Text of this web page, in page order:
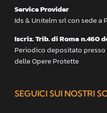
Service Provider
Ids & Unitelm srl con sede a
Iscriz. Trib. di Roma n.460
Periodico depositato
delle Opere Protette
SEGUICI SUI NOSTRI